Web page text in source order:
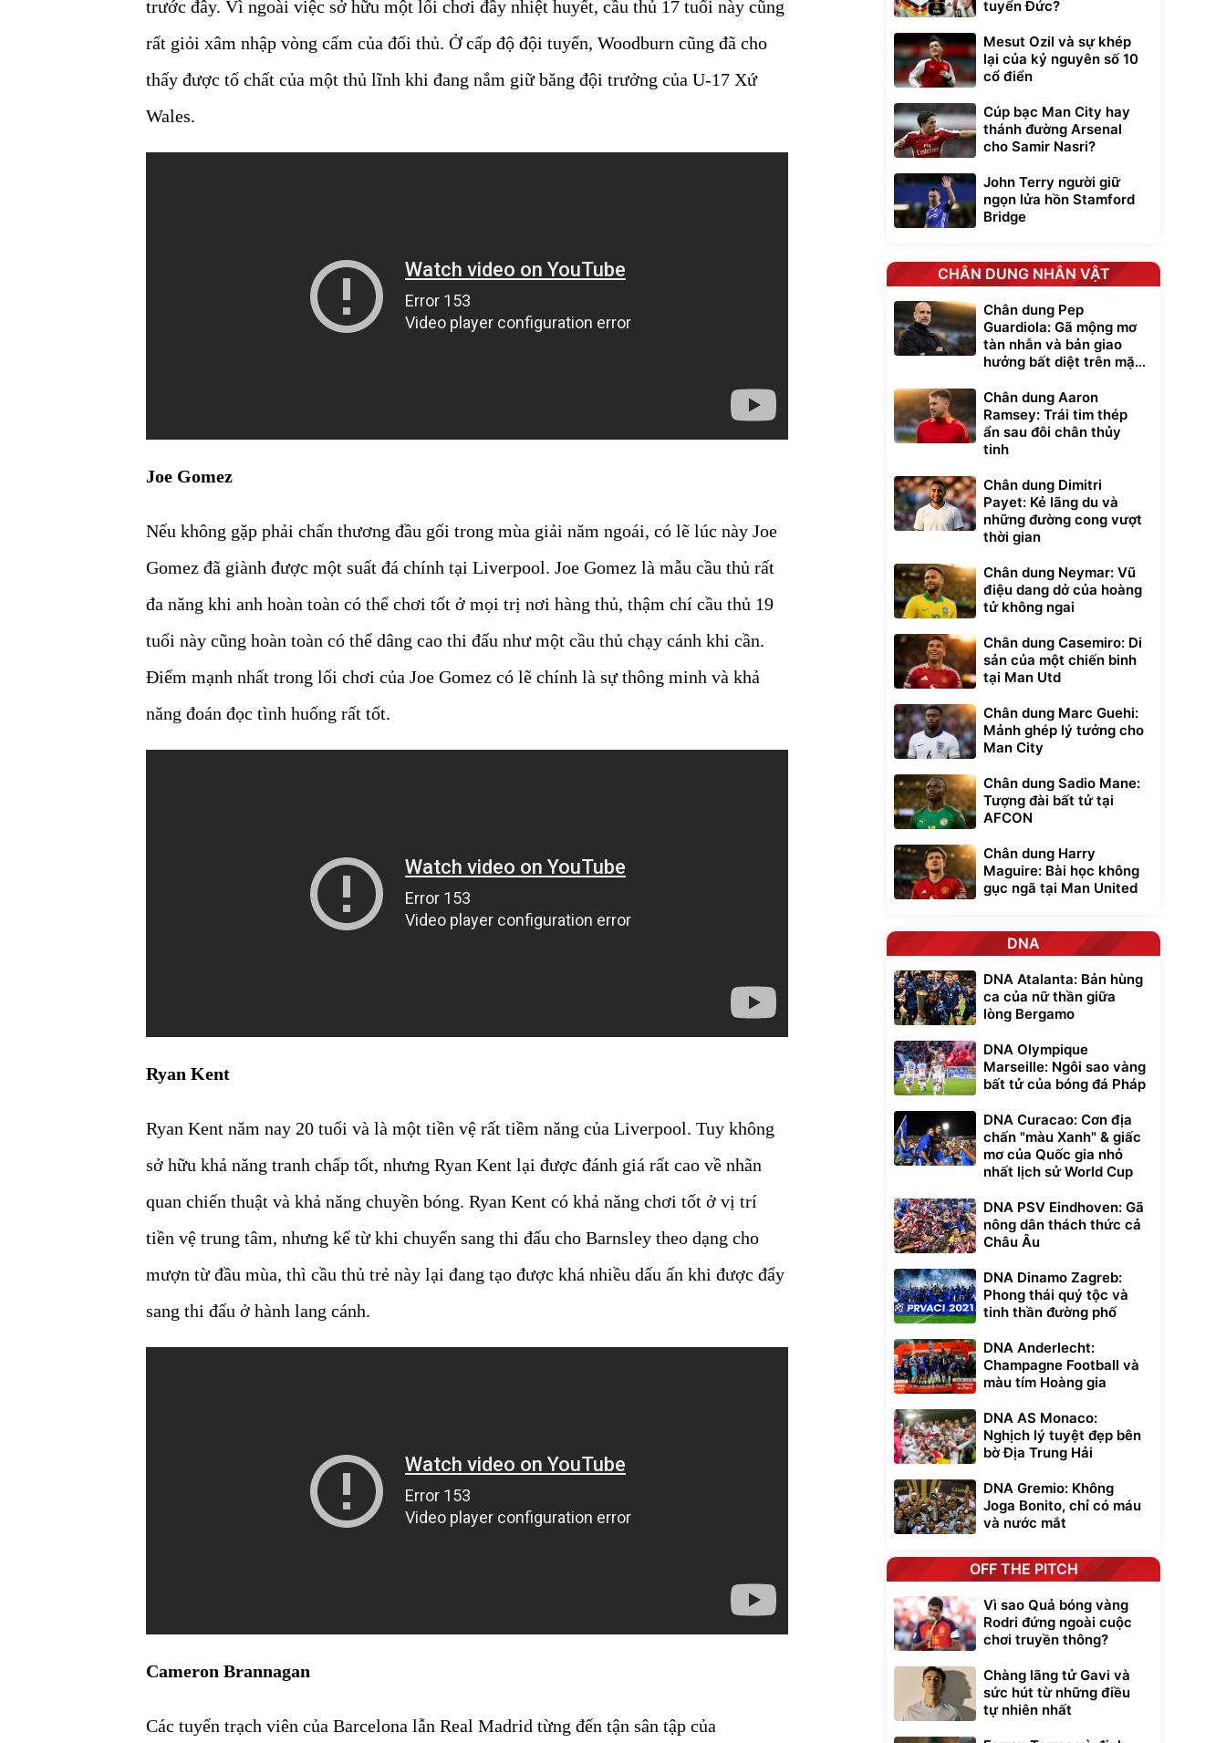
trước đây. Vì ngoài việc sở hữu một lối chơi đầy nhiệt huyết, cầu thủ 17 tuổi này cũng
rất giỏi xâm nhập vòng cấm của đối thủ. Ở cấp độ đội tuyển, Woodburn cũng đã cho
thấy được tố chất của một thủ lĩnh khi đang nắm giữ băng đội trưởng của U-17 Xứ
Wales.
Joe Gomez
Nếu không gặp phải chấn thương đầu gối trong mùa giải năm ngoái, có lẽ lúc này Joe
Gomez đã giành được một suất đá chính tại Liverpool. Joe Gomez là mẫu cầu thủ rất
đa năng khi anh hoàn toàn có thể chơi tốt ở mọi trị nơi hàng thủ, thậm chí cầu thủ 19
tuổi này cũng hoàn toàn có thể dâng cao thi đấu như một cầu thủ chạy cánh khi cần.
Điểm mạnh nhất trong lối chơi của Joe Gomez có lẽ chính là sự thông minh và khả
năng đoán đọc tình huống rất tốt.
Ryan Kent
Ryan Kent năm nay 20 tuổi và là một tiền vệ rất tiềm năng của Liverpool. Tuy không
sở hữu khả năng tranh chấp tốt, nhưng Ryan Kent lại được đánh giá rất cao về nhãn
quan chiến thuật và khả năng chuyền bóng. Ryan Kent có khả năng chơi tốt ở vị trí
tiền vệ trung tâm, nhưng kể từ khi chuyển sang thi đấu cho Barnsley theo dạng cho
mượn từ đầu mùa, thì cầu thủ trẻ này lại đang tạo được khá nhiều dấu ấn khi được đẩy
sang thi đấu ở hành lang cánh.
Cameron Brannagan
Các tuyển trạch viên của Barcelona lẫn Real Madrid từng đến tận sân tập của
tuyển Đức?
Mesut Ozil và sự khép
lại của kỷ nguyên số 10
cổ điển
Cúp bạc Man City hay
thánh đường Arsenal
cho Samir Nasri?
John Terry người giữ
ngọn lửa hồn Stamford
Bridge
CHÂN DUNG NHÂN VẬT
Chân dung Pep
Guardiola: Gã mộng mơ
tàn nhẫn và bản giao
hưởng bất diệt trên mặt
Chân dung Aaron
Ramsey: Trái tim thép
ẩn sau đôi chân thủy
tinh
Chân dung Dimitri
Payet: Kẻ lãng du và
những đường cong vượt
thời gian
Chân dung Neymar: Vũ
điệu dang dở của hoàng
tử không ngai
Chân dung Casemiro: Di
sản của một chiến binh
tại Man Utd
Chân dung Marc Guehi:
Mảnh ghép lý tưởng cho
Man City
Chân dung Sadio Mane:
Tượng đài bất tử tại
AFCON
Chân dung Harry
Maguire: Bài học không
gục ngã tại Man United
DNA
DNA Atalanta: Bản hùng
ca của nữ thần giữa
lòng Bergamo
DNA Olympique
Marseille: Ngôi sao vàng
bất tử của bóng đá Pháp
DNA Curacao: Cơn địa
chấn "màu Xanh" & giấc
mơ của Quốc gia nhỏ
nhất lịch sử World Cup
DNA PSV Eindhoven: Gã
nông dân thách thức cả
Châu Âu
DNA Dinamo Zagreb:
Phong thái quý tộc và
tinh thần đường phố
DNA Anderlecht:
Champagne Football và
màu tím Hoàng gia
DNA AS Monaco:
Nghịch lý tuyệt đẹp bên
bờ Địa Trung Hải
DNA Gremio: Không
Joga Bonito, chỉ có máu
và nước mắt
OFF THE PITCH
Vì sao Quả bóng vàng
Rodri đứng ngoài cuộc
chơi truyền thông?
Chàng lãng tử Gavi và
sức hút từ những điều
tự nhiên nhất